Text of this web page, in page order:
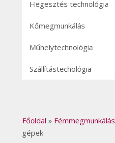
Hegesztés technológia
Kőmegmunkálás
Műhelytechnológia
Szállítástechológia
Főoldal » Fémmegmunkálás
gépek